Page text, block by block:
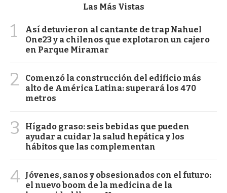
Las Más Vistas
1
Así detuvieron al cantante de trap Nahuel
One23 y a chilenos que explotaron un cajero
en Parque Miramar
2
Comenzó la construcción del edificio más
alto de América Latina: superará los 470
metros
3
Hígado graso: seis bebidas que pueden
ayudar a cuidar la salud hepática y los
hábitos que las complementan
4 Jóvenes, sanos y obsesionados con el futuro:
el nuevo boom de la medicina de la